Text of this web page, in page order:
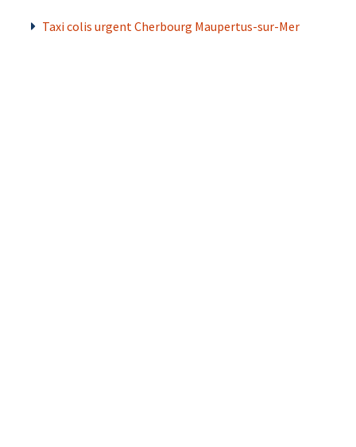
Taxi colis urgent Cherbourg Maupertus-sur-Mer